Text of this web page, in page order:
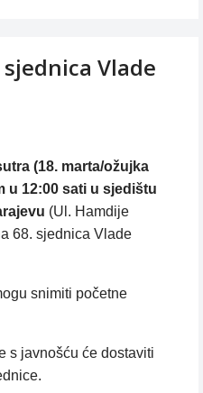
Vlade
(18. marta/ožujka
u 12:00 sati u sjedištu
(Ul. Hamdije
68. sjednica Vlade
snimiti početne
s javnošću će dostaviti